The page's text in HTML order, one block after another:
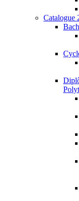
Catalogue